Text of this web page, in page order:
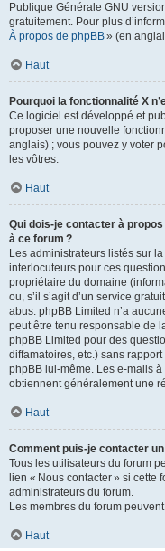
Publique Générale GNU
gratuitement. Pour plus
À propos de phpBB» (en
Haut
Pourquoi la fonctionnalité X
Ce logiciel est développé et
proposer une nouvelle
anglais) ; vous pouvez y voter
les vôtres.
Haut
Qui dois-je contacter à
à ce forum ?
Les administrateurs listés sur
interlocuteurs pour ces
propriétaire du domaine
ou, s’il s’agit d’un service
abus. phpBB Limited n’a
peut être tenu responsable de
phpBB Limited pour des
diffamatoires, etc.) sans
phpBB lui-même. Les e-mails
obtiennent généralement une
Haut
Comment puis-je contacter
Tous les utilisateurs du forum
lien « Nous contacter » si
administrateurs du forum.
Les membres du forum
Haut